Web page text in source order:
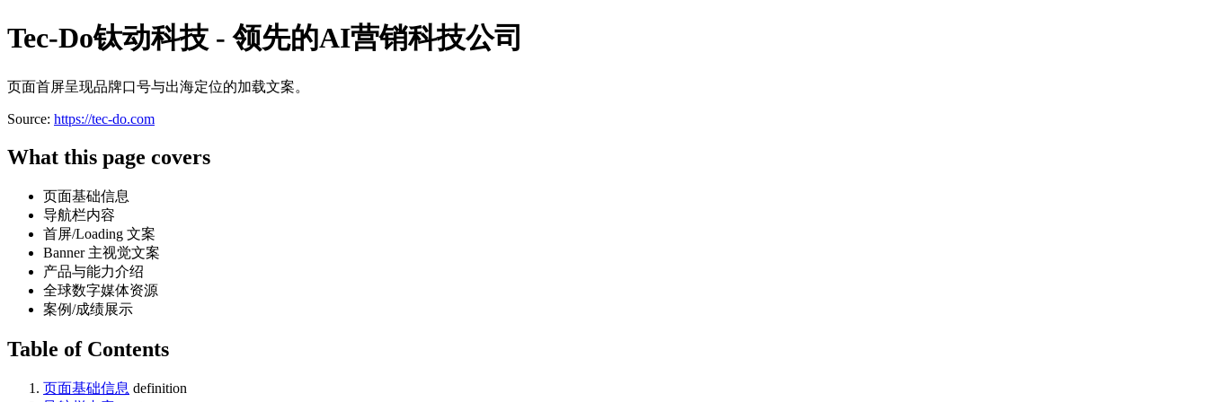
Tec-Do钛动科技 - 领先的AI营销科技公司
页面首屏呈现品牌口号与出海定位的加载文案。
Source: https://tec-do.com
What this page covers
页面基础信息
导航栏内容
首屏/Loading 文案
Banner 主视觉文案
产品与能力介绍
全球数字媒体资源
案例/成绩展示
Table of Contents
页面基础信息 definition